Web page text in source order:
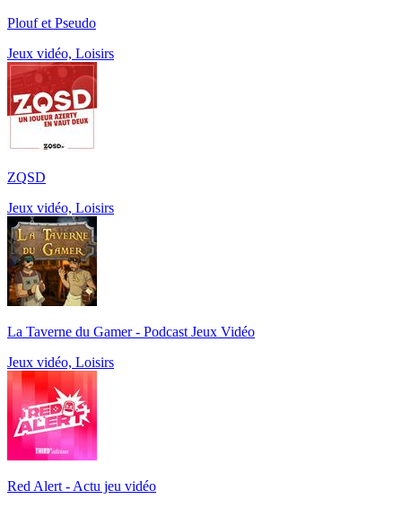
Plouf et Pseudo
Jeux vidéo, Loisirs
ZQSD
Jeux vidéo, Loisirs
La Taverne du Gamer - Podcast Jeux Vidéo
Jeux vidéo, Loisirs
Red Alert - Actu jeu vidéo